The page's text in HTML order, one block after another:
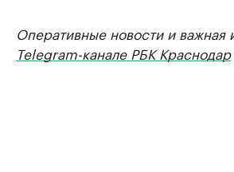
Оперативные новости и
Telegram-канале РБК Краснодар